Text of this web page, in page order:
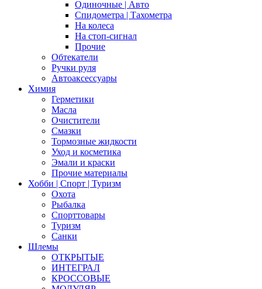
Одиночные | Авто
Спидометра | Тахометра
На колеса
На стоп-сигнал
Прочие
Обтекатели
Ручки руля
Автоаксессуары
Химия
Герметики
Масла
Очистители
Смазки
Тормозные жидкости
Уход и косметика
Эмали и краски
Прочие материалы
Хобби | Cпорт | Туризм
Охота
Рыбалка
Спорттовары
Туризм
Санки
Шлемы
ОТКРЫТЫЕ
ИНТЕГРАЛ
КРОССОВЫЕ